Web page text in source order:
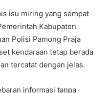
isu miring yang sempat
Kabupaten
Polisi Pamong Praja
kendaraan tetap berada
tercatat dengan jelas.
informasi tanpa